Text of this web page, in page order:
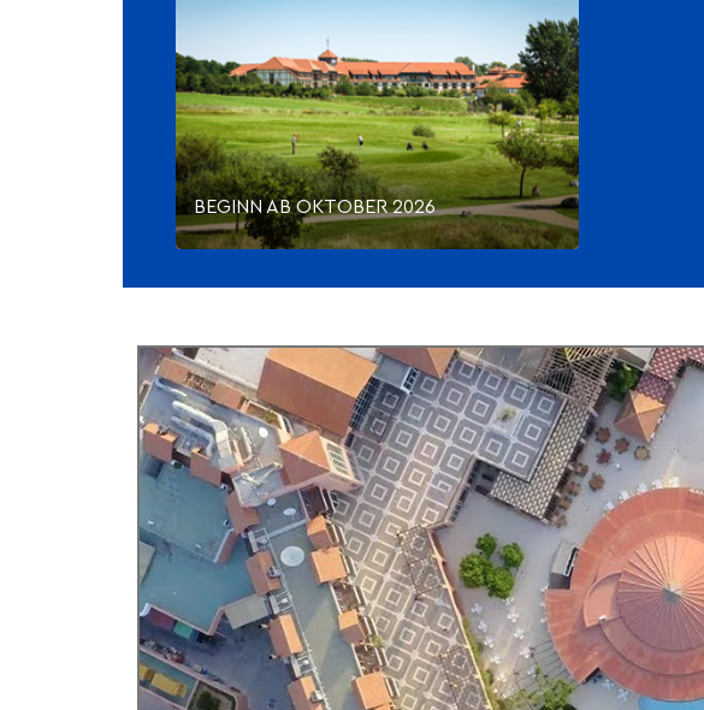
BEGINN AB OKTOBER 2026